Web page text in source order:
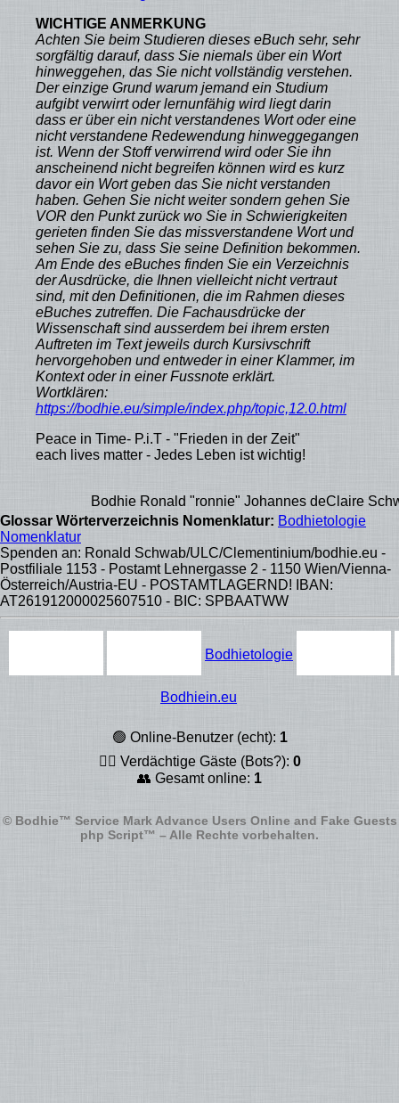
WICHTIGE ANMERKUNG
Achten Sie beim Studieren dieses eBuch sehr, sehr
sorgfältig darauf, dass Sie niemals über ein Wort
hinweggehen, das Sie nicht vollständig verstehen.
Der einzige Grund warum jemand ein Studium
aufgibt verwirrt oder lernunfähig wird liegt darin
dass er über ein nicht verstandenes Wort oder eine
nicht verstandene Redewendung hinweggegangen
ist. Wenn der Stoff verwirrend wird oder Sie ihn
anscheinend nicht begreifen können wird es kurz
davor ein Wort geben das Sie nicht verstanden
haben. Gehen Sie nicht weiter sondern gehen Sie
VOR den Punkt zurück wo Sie in Schwierigkeiten
gerieten finden Sie das missverstandene Wort und
sehen Sie zu, dass Sie seine Definition bekommen.
Am Ende des eBuches finden Sie ein Verzeichnis
der Ausdrücke, die Ihnen vielleicht nicht vertraut
sind, mit den Definitionen, die im Rahmen dieses
eBuches zutreffen. Die Fachausdrücke der
Wissenschaft sind ausserdem bei ihrem ersten
Auftreten im Text jeweils durch Kursivschrift
hervorgehoben und entweder in einer Klammer, im
Kontext oder in einer Fussnote erklärt.
Wortklären:
https://bodhie.eu/simple/index.php/topic,12.0.html
Peace in Time- P.i.T - "Frieden in der Zeit"
each lives matter - Jedes Leben ist wichtig!
Bodhie Ronald "ronnie" Johannes deClaire Schwab
Glossar Wörterverzeichnis Nomenklatur: Bodhietologie
Nomenklatur
Spenden an: Ronald Schwab/ULC/Clementinium/bodhie.eu -
Postfiliale 1153 - Postamt Lehnergasse 2 - 1150 Wien/Vienna-
Österreich/Austria-EU - POSTAMTLAGERND! IBAN:
AT261912000025607510 - BIC: SPBAATWW
Bodhietologie
Bodhiein.eu
🟢 Online-Benutzer (echt): 1
🕵️‍♂️ Verdächtige Gäste (Bots?): 0
👥 Gesamt online: 1
© Bodhie™ Service Mark Advance Users Online and Fake Guests
php Script™ – Alle Rechte vorbehalten.